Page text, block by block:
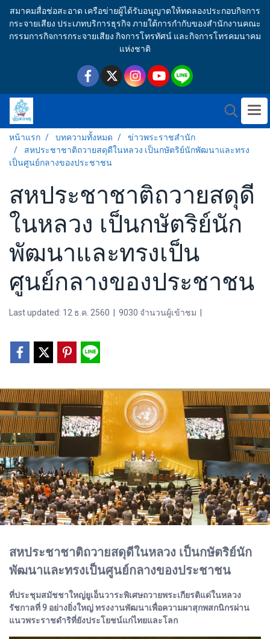
สมาคมสื่อช่อสะอาด เครือข่ายผู้ได้รับอนุญาตให้ทดลองประกอบกิจการ
กระจายเสียง ประเภทบริการธุรกิจ ภายใต้การกำกับของสำนักงานคณะ
กรรมการกิจการกระจายเสียง กิจการโทรทัศน์ และกิจการโทรคมนาคม
แห่งชาติ
หน้าแรก บทความทั้งหมด
ข่าวพระราชสำนัก
สหประชาชาติถวายสดุดีในหลวง เป็นกษัตริย์นักพัฒนาและทรง
เป็นศูนย์กลางของประชาชน
สหประชาชาติถวายสดุดี
ในหลวง เป็นกษัตริย์นัก
พัฒนาและทรงเป็น
ศูนย์กลางของประชาชน
Last updated: 12 ธ.ค. 2560 9030 จำนวนผู้เข้าชม
สหประชาชาติถวายสดุดีในหลวง เป็นกษัตริย์นัก
พัฒนาและทรงเป็นศูนย์กลางของประชาชน
ที่ประชุมสมัชชาใหญ่ยูเอ็นวาระพิเศษถวายพระเกียรติแด่ในหลวง
รัชกาลที่ 9 อย่างยิ่งใหญ่ ทรงงานพัฒนาเพื่อความผาสุกพสกนิกรผ่าน
แนวพระราชดำริที่ยังประโยชน์แก่ไทยและโลก